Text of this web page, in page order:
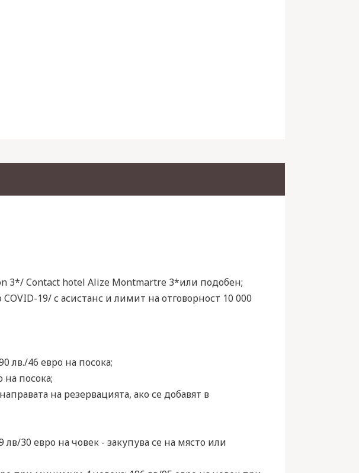
3*/ Contact hotel Alize Montmartre 3*или подобен;
19/ с асистанс и лимит на отговорност 10 000
лв./46 евро на посока;
на посока;
на резервацията, ако се добавят в
30 евро на човек - закупува се на място или